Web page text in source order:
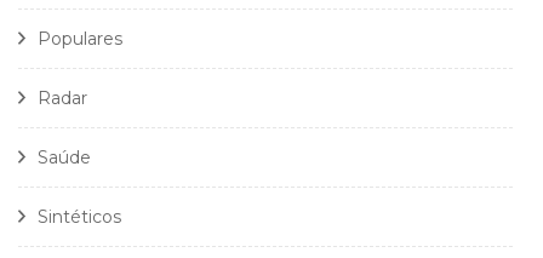
Populares
Radar
Saúde
Sintéticos